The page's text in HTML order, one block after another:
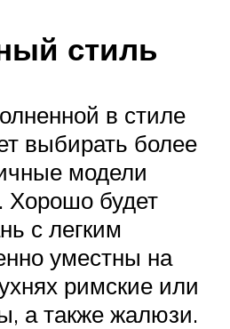
стиль
в стиле
выбирать более
модели
Хорошо будет
с легким
уместны на
римские или
а также жалюзи.